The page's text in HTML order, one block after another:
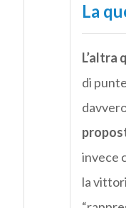
La
L’altra
di
invece
la